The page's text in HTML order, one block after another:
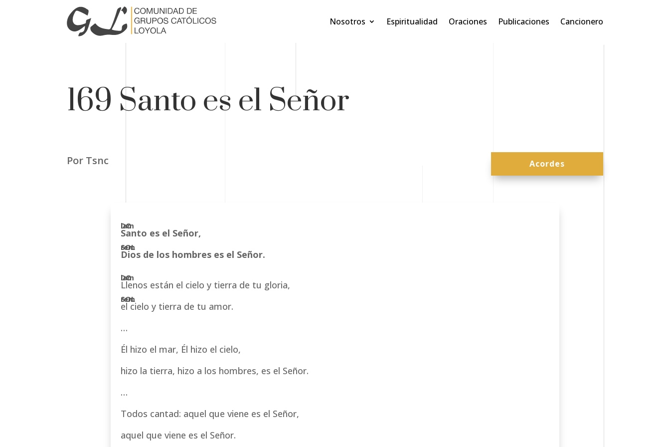
Nosotros Espiritualidad Oraciones Publicaciones Cancionero
169 Santo es el Señor
Por Tsnc Acordes
Santo es el Señor,
Dios de los hombres es el Señor.
Llenos están el cielo y tierra de tu gloria,
el cielo y tierra de tu amor.
…
Él hizo el mar, Él hizo el cielo,
hizo la tierra, hizo a los hombres, es el Señor.
…
Todos cantad: aquel que viene es el Señor,
aquel que viene es el Señor.